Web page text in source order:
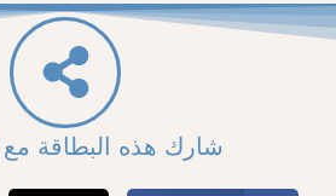
شارك هذه البطاقة